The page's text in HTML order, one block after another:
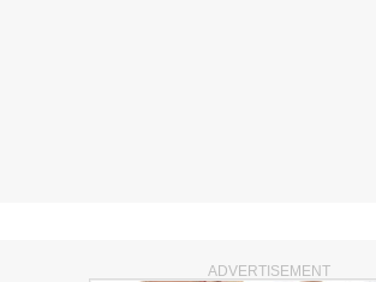
ADVERTISEMENT